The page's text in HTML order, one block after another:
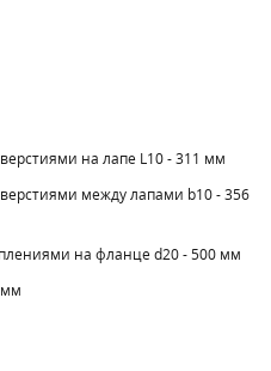
на лапе L10 - 311 мм
между лапами b10 - 356
на фланце d20 - 500 мм